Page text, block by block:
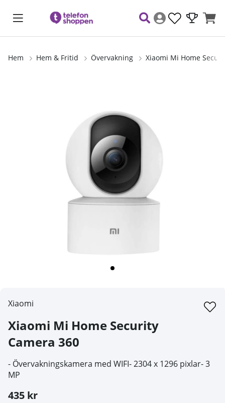
Hem Hem & Fritid Övervakning Xiaomi Mi Home
Xiaomi
Xiaomi Mi Home Security
Camera 360
- Övervakningskamera med WIFI- 2304 x 1296 pixlar- 3
MP
435 kr